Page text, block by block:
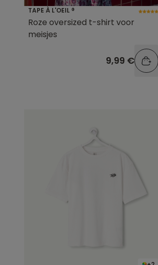
TAPE À L'OEIL ®
Roze oversized t-shirt voor
meisjes
9,99 €